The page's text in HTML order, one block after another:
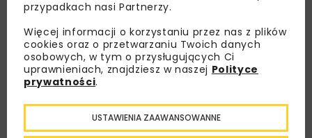
Zapoznałam/em się zPolityką Prywatności
Regulaminemoraz wyrażam zgodę na otrzymywanie na
podany przeze mnie adres e-mail korespondencji
handlowej w postaci newslettera.
ZAPISZ MNIE
przypadkach nasi Partnerzy.
Więcej informacji o korzystaniu przez nas z plików
cookies oraz o przetwarzaniu Twoich danych
osobowych, w tym o przysługujących Ci
uprawnieniach, znajdziesz w naszej Polityce
prywatności.
USTAWIENIA ZAAWANSOWANNE